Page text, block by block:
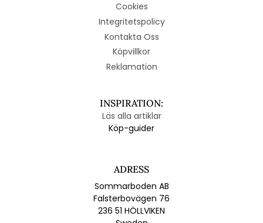
Cookies
Integritetspolicy
Kontakta Oss
Köpvillkor
Reklamation
INSPIRATION:
Läs alla artiklar
Köp-guider
ADRESS
Sommarboden AB
Falsterbovägen 76
236 51 HÖLLVIKEN